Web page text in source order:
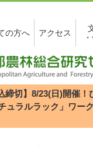
の方へ アクセス
締切】8/23(日)開催
ュラルラック」ワー